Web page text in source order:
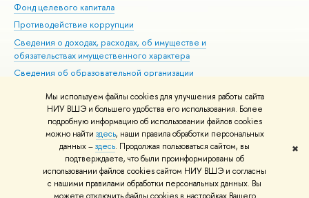
Мы используем файлы cookies для улучшения работы сайта
НИУ ВШЭ и большего удобства его использования. Более
подробную информацию об использовании файлов cookies
можно найти здесь, наши правила обработки персональных
данных –здесь. Продолжая пользоваться сайтом, вы
подтверждаете, что были проинформированы об
использовании файлов cookies сайтом НИУ ВШЭ и согласны
с нашими правилами обработки персональных данных. Вы
✖
Фонд целевого капитала
Противодействие коррупции
Сведения о доходах, расходах, об имуществе и
обязательствах имущественного характера
Сведения об образовательной организации
Людям с ограниченными возможностями здоровья
Единая платежная страница
Работа в Вышке
© НИУ ВШЭ 1993–2026 Адреса и контакты Условия использования
материалов Политика конфиденциальности Карта сайта